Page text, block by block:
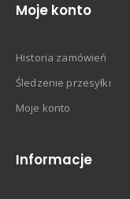
Moje konto
Historia zamówień
Śledzenie przesyłki
Moje konto
Informacje